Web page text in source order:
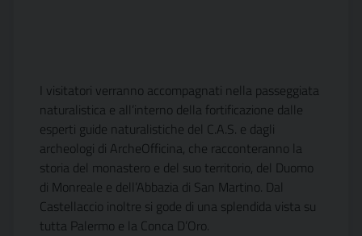
I visitatori verranno accompagnati nella passeggiata
naturalistica e all’interno della fortificazione dalle
esperti guide naturalistiche del C.A.S. e dagli
archeologi di ArcheOfficina, che racconteranno la
storia del monastero e del suo territorio, del Duomo
di Monreale e dell’Abbazia di San Martino. Dal
Castellaccio inoltre si gode di una splendida vista su
tutta Palermo e la Conca D’Oro.